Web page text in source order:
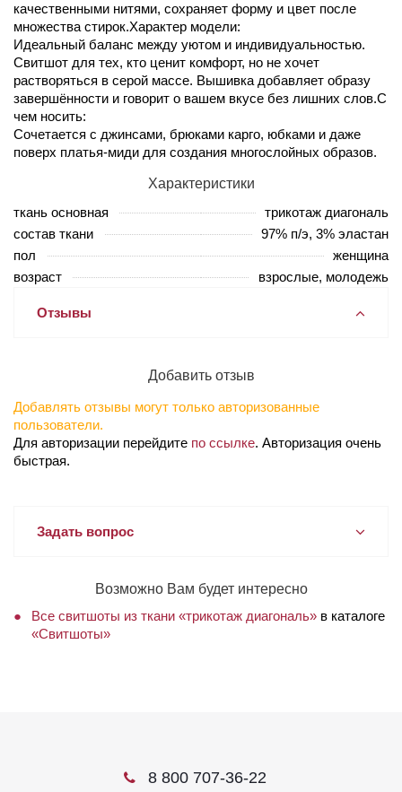
качественными нитями, сохраняет форму и цвет после
множества стирок.Характер модели:
Идеальный баланс между уютом и индивидуальностью.
Свитшот для тех, кто ценит комфорт, но не хочет
растворяться в серой массе. Вышивка добавляет образу
завершённости и говорит о вашем вкусе без лишних слов.С
чем носить:
Сочетается с джинсами, брюками карго, юбками и даже
поверх платья-миди для создания многослойных образов.
Характеристики
ткань основная
трикотаж диагональ
состав ткани
97% п/э, 3% эластан
пол
женщина
возраст
взрослые, молодежь
Отзывы
Добавить отзыв
Добавлять отзывы могут только авторизованные
пользователи.
Для авторизации перейдите по ссылке. Авторизация очень
быстрая.
Задать вопрос
Возможно Вам будет интересно
Все свитшоты из ткани «трикотаж диагональ» в каталоге
«Свитшоты»
8 800 707-36-22